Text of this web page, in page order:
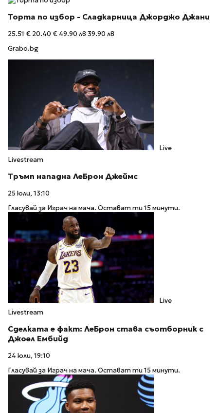
Торта по избор - Сладкарница Джорджо Джани
25.51 € 20.40 € 49.90 лв 39.90 лв
Grabo.bg
Live
Livestream
Тръмп нападна ЛеБрон Джеймс
25 юли, 13:10
Гласувай за Играч на мача. Остават ти 15 минути.
Live
Livestream
Сделката е факт: ЛеБрон става съотборник с
Джоел Ембийд
24 юли, 19:10
Гласувай за Играч на мача. Остават ти 15 минути.